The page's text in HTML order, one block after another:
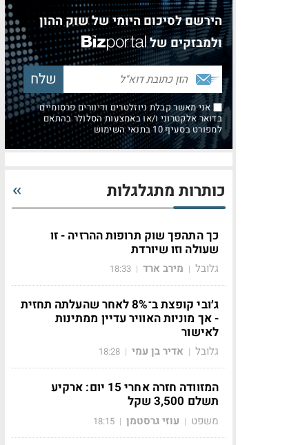
הירשם לסיכום היומי של שוק ההון
ולמבזקים של
אני מאשר קבלת ניוזלטרים ודיוורים פרסומיים
בדואר אלקטרוני ו/או באמצעות הסלולר בהתאם
למפורט בסעיף 10 בתנאי השימוש
כותרות מתגלגלות
כך התהפך שוק תרופות ההרזיה - זו
שעולה וזו שיורדת
גלובל | מירב ארד |
18:33
ג׳ובי קופצת ב־8% לאחר שהעלתה תחזית
- אך מוניות האוויר עדיין ממתינות
לאישור
גלובל | אדיר בן עמי |
18:28
המזוודה חזרה אחרי 15 יום: ארקיע
תשלם 3,500 שקל
משפט | עוזי גרסטמן |
18:15